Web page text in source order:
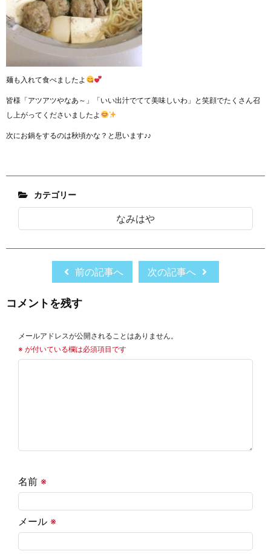
麺も入れて食べましたよ
皆様「アツアツやなあ～」「いい出汁でてて美味しいわ」と笑顔でたくさん召
し上がってくださいましたよ
次にお鍋をするのは秋頃かな？と思います♪♪
カテゴリー
なみはや
前の記事へ 次の記事へ
コメントを残す
メールアドレスが公開されることはありません。
※ が付いている欄は必須項目です
名前 ※
メール ※